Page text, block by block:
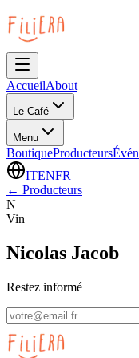
AccueilAbout
Le Café
Menu
BoutiqueProducteurs
ITENFR
← Producteurs
N
Vin
Nicolas Jacob
Restez informé